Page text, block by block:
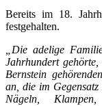
Bereits im 18.
festgehalten.
„Die adelige
Jahrhundert
Bernstein
an, die im
Nägeln,